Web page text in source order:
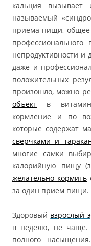
кальция вызывает
называемый
приёма пищи, общее
непродуктивности и
даже и
положительных
произошло, можно
объект в
кормление и по
которые содержат
сверчками и
многие самки
калорийную пищу (
желательно кормить
за один прием пищи.
Здоровый взрослый
в неделю, не чаще.
полного